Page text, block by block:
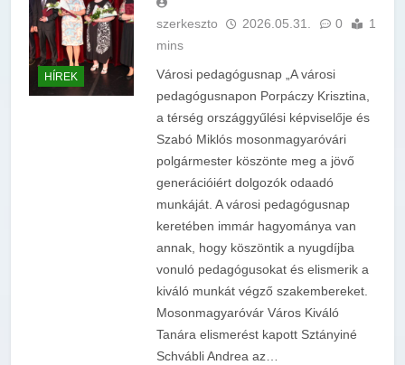
HÍREK
szerkeszto 2026.05.31. 0
1
mins
Városi pedagógusnap „A városi
pedagógusnapon Porpáczy Krisztina,
a térség országgyűlési képviselője és
Szabó Miklós mosonmagyaróvári
polgármester köszönte meg a jövő
generációiért dolgozók odaadó
munkáját. A városi pedagógusnap
keretében immár hagyománya van
annak, hogy köszöntik a nyugdíjba
vonuló pedagógusokat és elismerik a
kiváló munkát végző szakembereket.
Mosonmagyaróvár Város Kiváló
Tanára elismerést kapott Sztányiné
Schvábli Andrea az…